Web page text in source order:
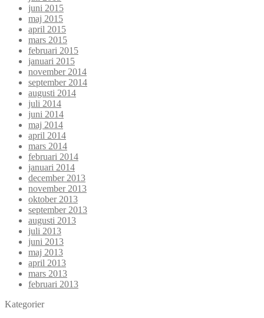
juni 2015
maj 2015
april 2015
mars 2015
februari 2015
januari 2015
november 2014
september 2014
augusti 2014
juli 2014
juni 2014
maj 2014
april 2014
mars 2014
februari 2014
januari 2014
december 2013
november 2013
oktober 2013
september 2013
augusti 2013
juli 2013
juni 2013
maj 2013
april 2013
mars 2013
februari 2013
Kategorier